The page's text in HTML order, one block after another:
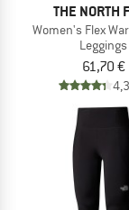
THE NORTH
Women's Flex
Leggings
61,70 €
4,3